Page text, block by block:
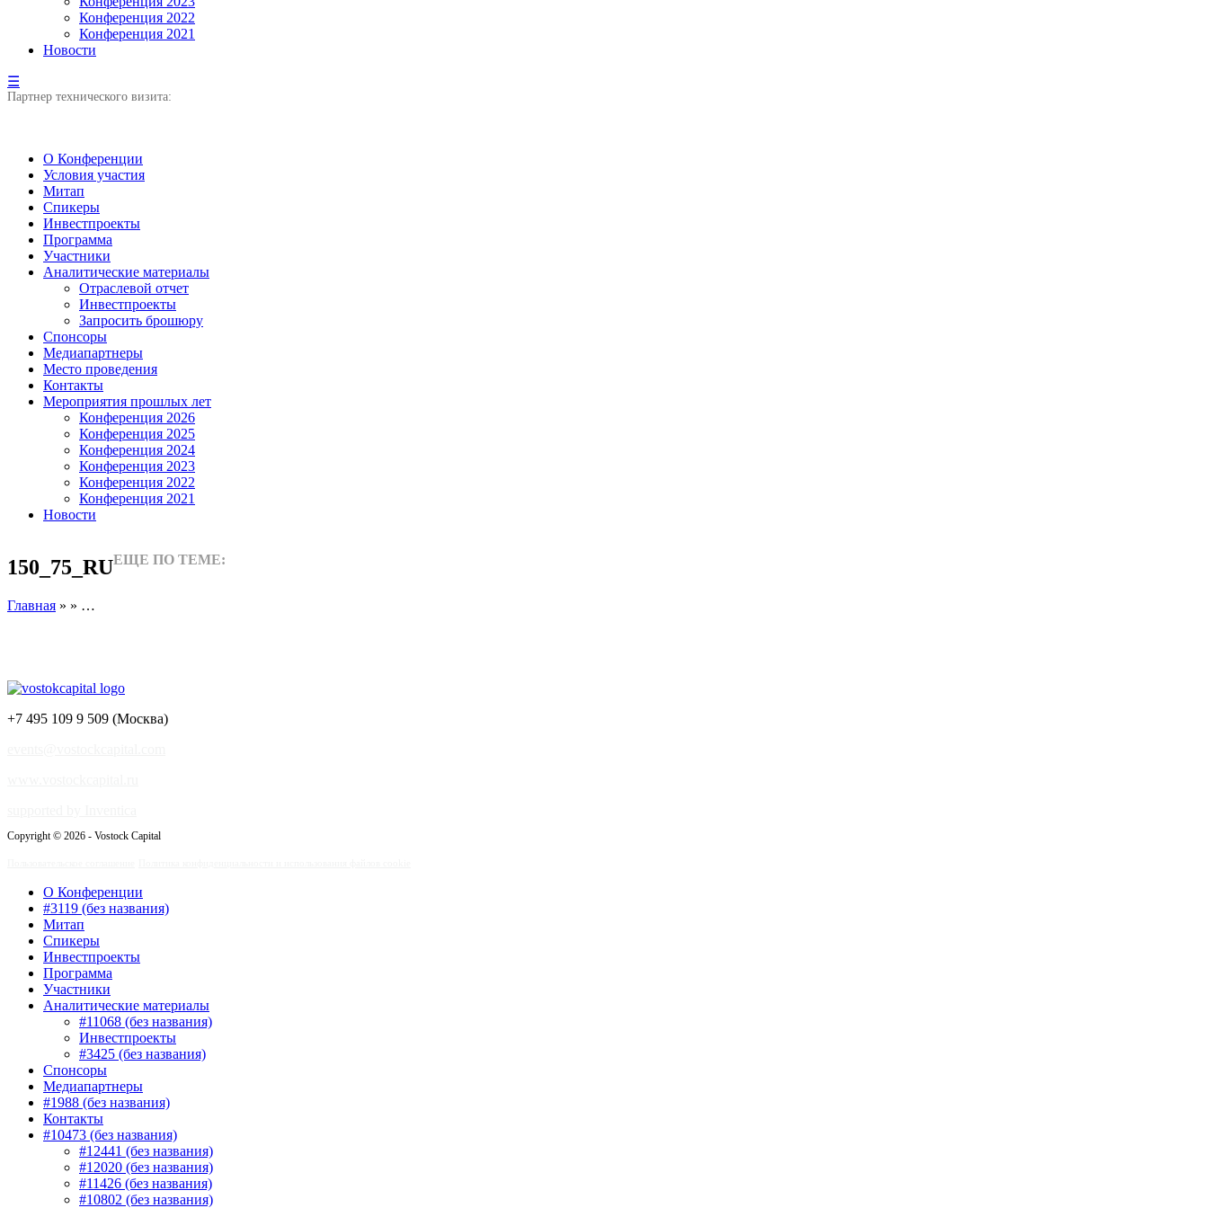
Конференция 2022
Конференция 2021
Новости
☰
Партнер технического визита:
О Конференции
Условия участия
Митап
Спикеры
Инвестпроекты
Программа
Участники
Аналитические материалы
Отраслевой отчет
Инвестпроекты
Запросить брошюру
Спонсоры
Медиапартнеры
Место проведения
Контакты
Мероприятия прошлых лет
Конференция 2026
Конференция 2025
Конференция 2024
Конференция 2023
Конференция 2022
Конференция 2021
Новости
150_75_RU
Главная » » …
ЕЩЕ ПО ТЕМЕ:
+7 495 109 9 509 (Москва)
Copyright © 2026 - Vostock Capital
О Конференции
#3119 (без названия)
Митап
Спикеры
Инвестпроекты
Программа
Участники
Аналитические материалы
#11068 (без названия)
Инвестпроекты
#3425 (без названия)
Спонсоры
Медиапартнеры
#1988 (без названия)
Контакты
#10473 (без названия)
#12441 (без названия)
#12020 (без названия)
#11426 (без названия)
#10802 (без названия)